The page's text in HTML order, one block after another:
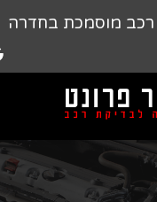
מוסמכת בחדרה